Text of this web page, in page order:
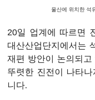
울산에 위치한 석
20일 업계에 따르면
대산산업단지에서는
재편 방안이 논의되
뚜렷한 진전이 나타
니다.